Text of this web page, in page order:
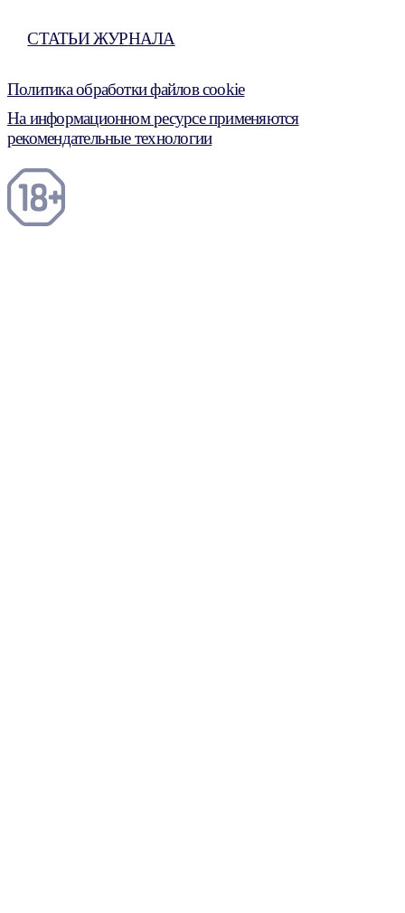
СТАТЬИ ЖУРНАЛА
Политика обработки файлов cookie
На информационном ресурсе применяются
рекомендательные технологии